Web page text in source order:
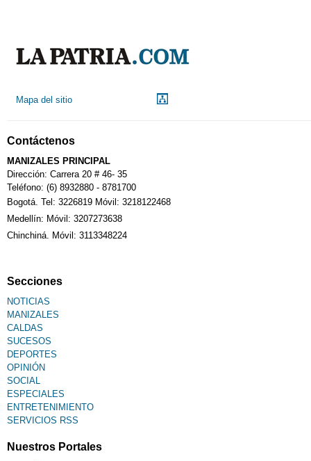
Mapa del sitio
Contáctenos
MANIZALES PRINCIPAL
Dirección: Carrera 20 # 46- 35
Teléfono: (6) 8932880 - 8781700
Bogotá. Tel: 3226819 Móvil: 3218122468
Medellín: Móvil: 3207273638
Chinchiná. Móvil: 3113348224
Secciones
NOTICIAS
MANIZALES
CALDAS
SUCESOS
DEPORTES
OPINIÓN
SOCIAL
ESPECIALES
ENTRETENIMIENTO
SERVICIOS RSS
Nuestros Portales